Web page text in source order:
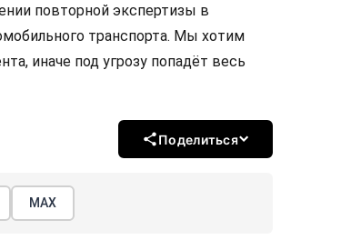
повторной экспертизы в
транспорта. Мы хотим
иначе под угрозу попадёт весь
Поделиться
МАХ